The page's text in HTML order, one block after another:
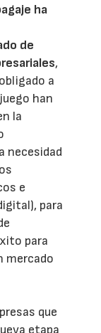
ha
de
,
a
han
la
necesidad
e
para
para
mercado
que
etapa